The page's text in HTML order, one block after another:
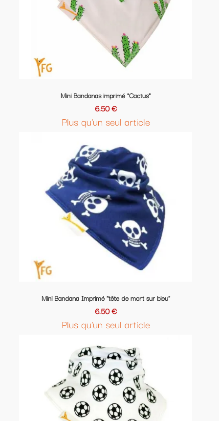
Mini Bandanas imprimé "Cactus"
6.50 €
Plus qu'un seul article
Mini Bandana Imprimé "tête de mort sur bleu"
6.50 €
Plus qu'un seul article